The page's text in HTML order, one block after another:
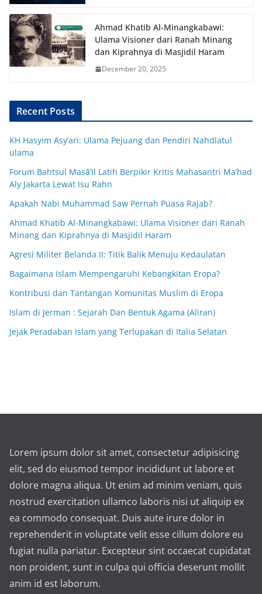
Ahmad Khatib Al-Minangkabawi:
Ulama Visioner dari Ranah Minang
dan Kiprahnya di Masjidil Haram
December 20, 2025
Recent Posts
KH Hasyim Asy’ari: Ulama Pejuang dan Pendiri Nahdlatul
ulama
Forum Bahtsul Masā’il Latih Berpikir Kritis Mahasantri Ma’had
Aly Jakarta Lewat Isu Rahn
Apakah Nabi Muhammad Saw Pernah Puasa Rajab?
Ahmad Khatib Al-Minangkabawi: Ulama Visioner dari Ranah
Minang dan Kiprahnya di Masjidil Haram
Agresi Militer Belanda II: Titik Balik Menuju Kedaulatan
Bagaimana Islam Mempengaruhi Kebangkitan Eropa?
Kontribusi dan Tantangan Komunitas Muslim di Eropa
Islam di Jerman : Sejarah Dan Bentuk Agama (Aliran)
Jejak Peradaban Islam yang Terlupakan di Italia Selatan
Lorem ipsum dolor sit amet, consectetur adipisicing
elit, sed do eiusmod tempor incididunt ut labore et
dolore magna aliqua. Ut enim ad minim veniam, quis
nostrud exercitation ullamco laboris nisi ut aliquip ex
ea commodo consequat. Duis aute irure dolor in
reprehenderit in voluptate velit esse cillum dolore eu
fugiat nulla pariatur. Excepteur sint occaecat cupidatat
non proident, sunt in culpa qui officia deserunt mollit
anim id est laborum.